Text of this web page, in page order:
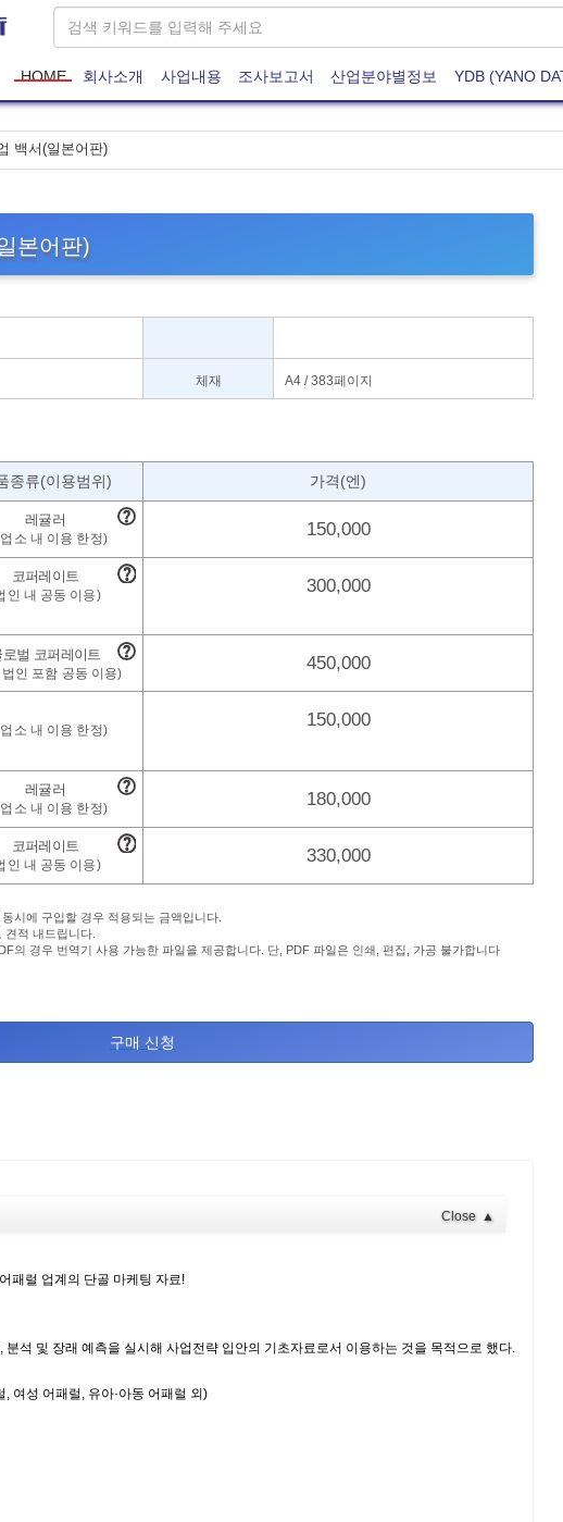
HOME 회사소개 사업내용 조사보고서 산업분야별정보 YDB (YANO
백서(일본어판)
본어판)
체재 A4 / 383페이지
종류(이용범위) 가격(엔)
150,000
300,000
450,000
150,000
180,000
330,000
시에 구입할 경우 적용되는 금액입니다.
적 내드립니다.
의 경우 번역기 사용 가능한 파일을 제공합니다. 단, PDF 파일은 인쇄, 편집, 가공 불가합니다
구매 신청
Close ▲
패럴 업계의 단골 마케팅 자료!
분석 및 장래 예측을 실시해 사업전략 입안의 기초자료로서 이용하는 것을 목적으로 했다.
여성 어패럴, 유아·아동 어패럴 외)